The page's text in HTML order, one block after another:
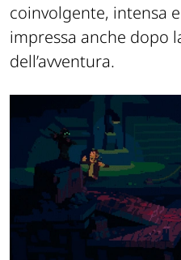
coinvolgente, intensa
impressa anche dopo
dell’avventura.